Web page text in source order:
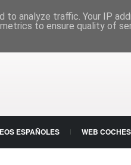
ESPAÑOLES WEB COCHES
analyze traffic. Your IP
to ensure quality of